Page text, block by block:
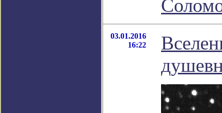
03.01.2016
16:22